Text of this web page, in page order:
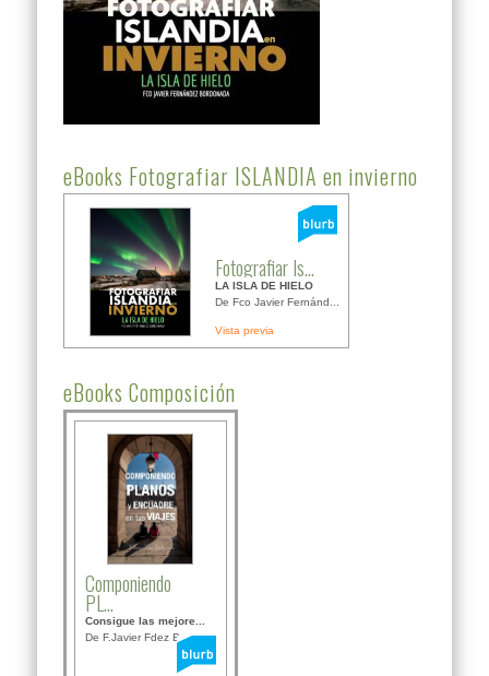
eBooks Fotografiar ISLANDIA en invierno
Fotografiar Is...
LA ISLA DE HIELO
De Fco Javier Fernánd...
Vista previa
eBooks Composición
Componiendo
PL...
Consigue las mejore...
De F.Javier Fdez Bor...